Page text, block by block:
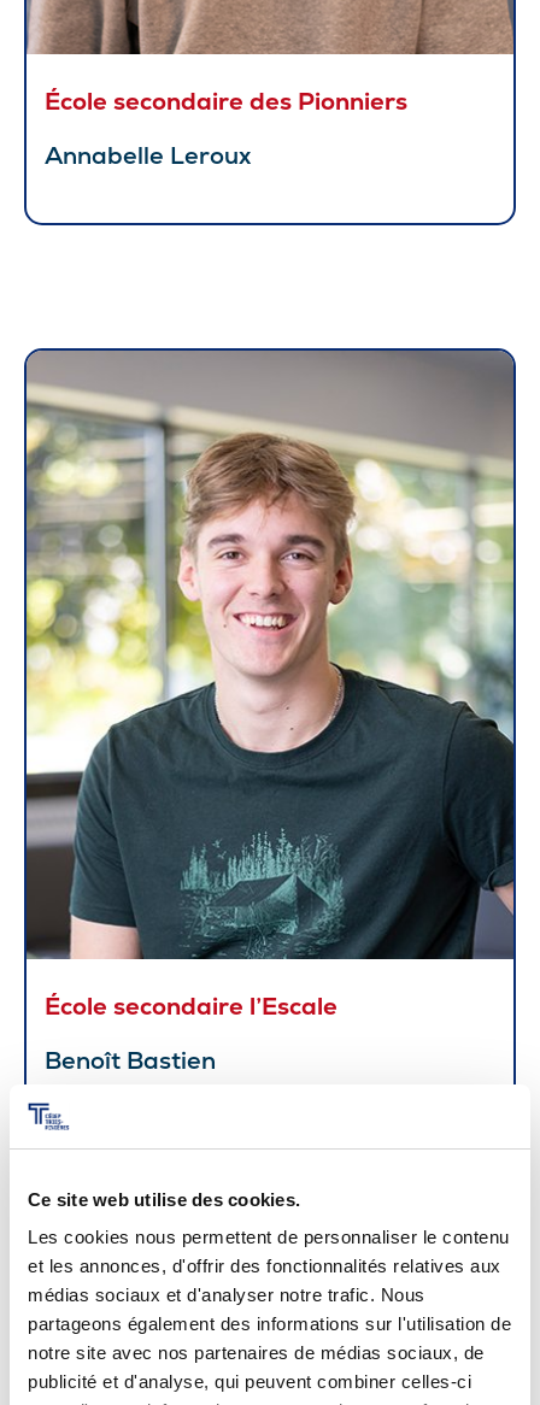
Ce site web utilise des cookies.
Les cookies nous permettent de personnaliser le contenu
et les annonces, d'offrir des fonctionnalités relatives aux
médias sociaux et d'analyser notre trafic. Nous
partageons également des informations sur l'utilisation de
notre site avec nos partenaires de médias sociaux, de
publicité et d'analyse, qui peuvent combiner celles-ci
École secondaire des Pionniers
Annabelle Leroux
École secondaire l’Escale
Benoît Bastien